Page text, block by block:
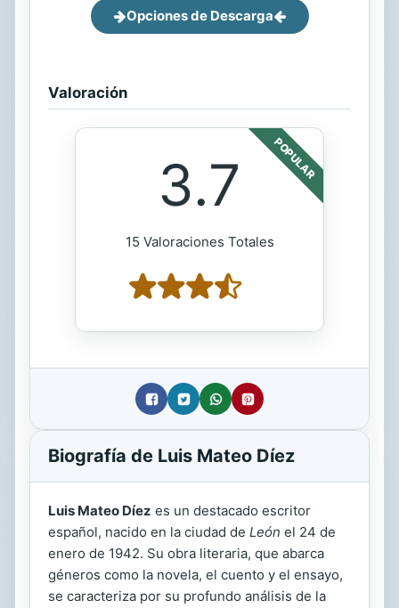
Opciones de Descarga
Valoración
POPULAR
3.7
15 Valoraciones Totales
Biografía de Luis Mateo Díez
Luis Mateo Díez es un destacado escritor
español, nacido en la ciudad de León el 24 de
enero de 1942. Su obra literaria, que abarca
géneros como la novela, el cuento y el ensayo,
se caracteriza por su profundo análisis de la